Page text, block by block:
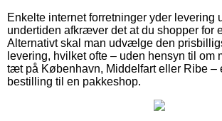
Enkelte internet forretninger yder levering
undertiden afkræver det at du shopper for
Alternativt skal man udvælge den
levering, hvilket ofte – uden hensyn til om
tæt på København, Middelfart eller Ribe –
bestilling til en pakkeshop.